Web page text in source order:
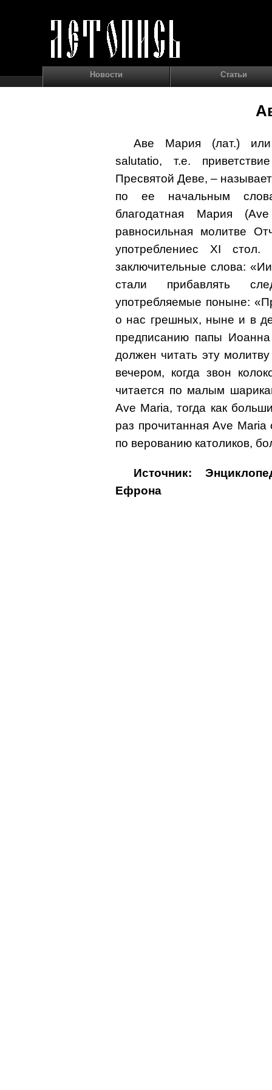
Новости Статьи
Аве Мария (лат.) или
salutatio, т.е.
Пресвятой Деве, –
по ее начальным
благодатная Мария
равносильная молитве
употреблениес XI
заключительные слова:
стали прибавлять
употребляемые поныне:
о нас грешных, ныне и в
предписанию папы
должен читать эту
вечером, когда звон
читается по малым
Ave Maria, тогда как
раз прочитанная Ave Maria
по верованию католиков,
Источник:
Ефрона